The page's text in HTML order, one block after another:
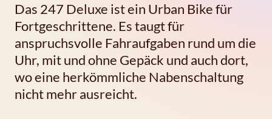
Das 247 Deluxe ist ein Urban Bike für
Fortgeschrittene. Es taugt für
anspruchsvolle Fahraufgaben rund um die
Uhr, mit und ohne Gepäck und auch dort,
wo eine herkömmliche Nabenschaltung
nicht mehr ausreicht.